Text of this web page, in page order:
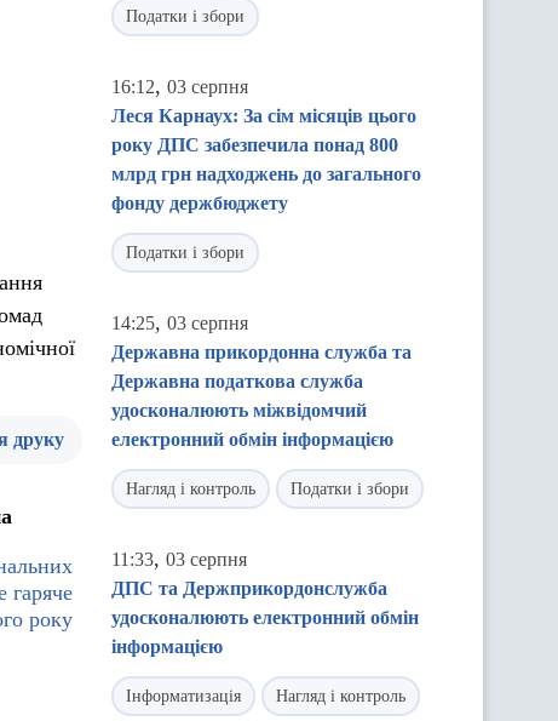
друку
гаряче
року
Податки і збори
16:12, 03 серпня
Леся Карнаух: За сім місяців цього
року ДПС забезпечила понад 800
млрд грн надходжень до загального
фонду держбюджету
Податки і збори
14:25, 03 серпня
Державна прикордонна служба та
Державна податкова служба
удосконалюють міжвідомчий
електронний обмін інформацією
Нагляд і контроль Податки і збори
11:33, 03 серпня
ДПС та Держприкордонслужба
удосконалюють електронний обмін
інформацією
Інформатизація Нагляд і контроль